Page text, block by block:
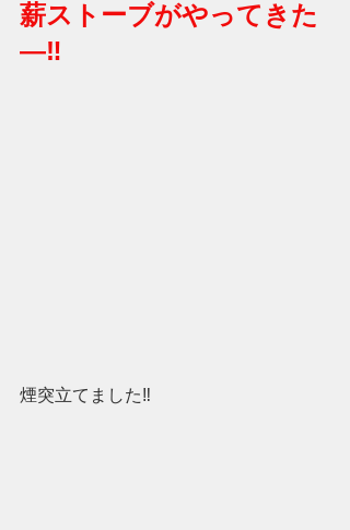
薪ストーブがやってきた
―‼
煙突立てました‼